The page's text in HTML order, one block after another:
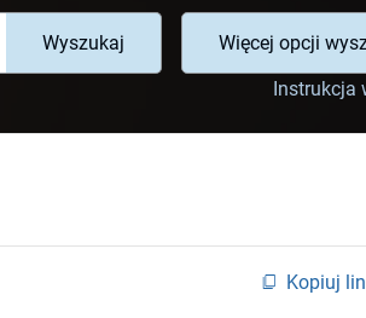
Wyszukaj
Więcej opcji
Instrukcja
Kopiuj